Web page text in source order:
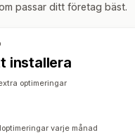
Metataggar Textfragment
metadata
Automatiseringar
Konkurrentanalys
passar ditt företag bäst.
installera
optimeringar
varje månad